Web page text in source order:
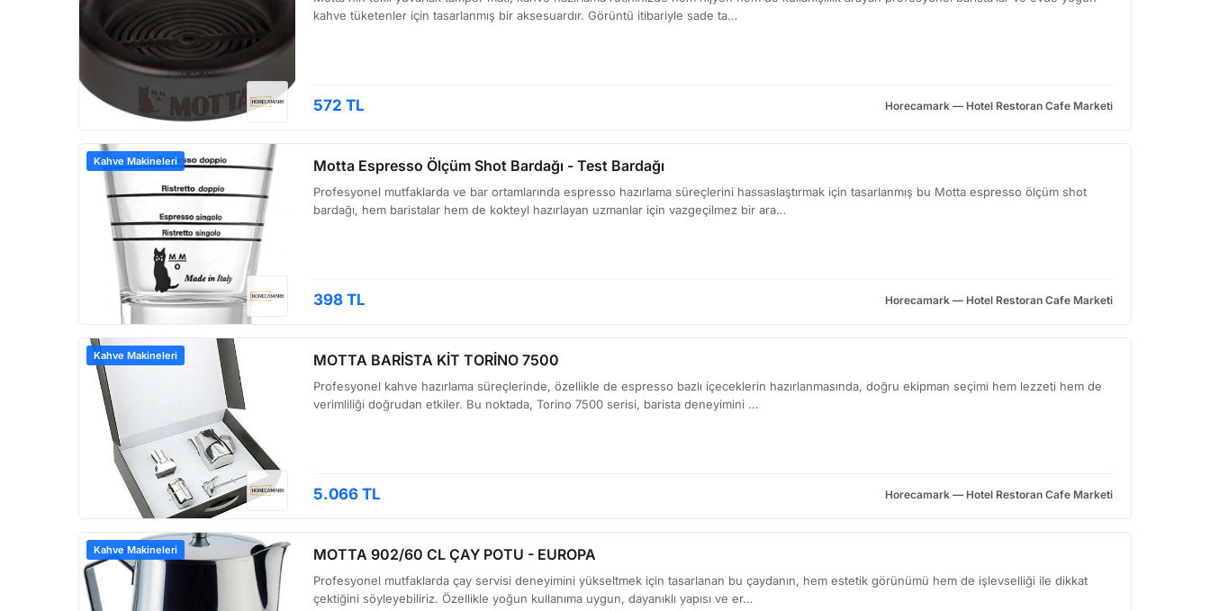
kahve tüketenler için tasarlanmış bir aksesuardır. Görüntü itibariyle sade ta…
572 TL Horecamark — Hotel Restoran Cafe Marketi
Kahve Makineleri Motta Espresso Ölçüm Shot Bardağı - Test Bardağı
Profesyonel mutfaklarda ve bar ortamlarında espresso hazırlama süreçlerini hassaslaştırmak için tasarlanmış bu Motta espresso ölçüm shot
bardağı, hem baristalar hem de kokteyl hazırlayan uzmanlar için vazgeçilmez bir ara…
398 TL Horecamark — Hotel Restoran Cafe Marketi
Kahve Makineleri MOTTA BARİSTA KİT TORİNO 7500
Profesyonel kahve hazırlama süreçlerinde, özellikle de espresso bazlı içeceklerin hazırlanmasında, doğru ekipman seçimi hem lezzeti hem de
verimliliği doğrudan etkiler. Bu noktada, Torino 7500 serisi, barista deneyimini …
5.066 TL Horecamark — Hotel Restoran Cafe Marketi
Kahve Makineleri MOTTA 902/60 CL ÇAY POTU - EUROPA
Profesyonel mutfaklarda çay servisi deneyimini yükseltmek için tasarlanan bu çaydanın, hem estetik görünümü hem de işlevselliği ile dikkat
çektiğini söyleyebiliriz. Özellikle yoğun kullanıma uygun, dayanıklı yapısı ve er…